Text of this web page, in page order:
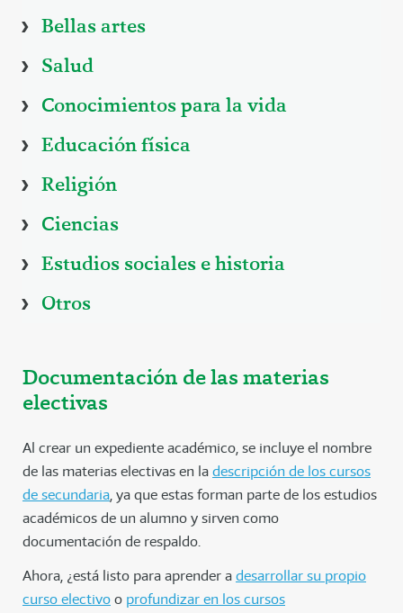
Bellas artes
Salud
Conocimientos para la vida
Educación física
Religión
Ciencias
Estudios sociales e historia
Otros
Documentación de las materias
electivas
Al crear un expediente académico, se incluye el nombre
de las materias electivas en ladescripción de los cursos
de secundaria, ya que estas forman parte de los estudios
académicos de un alumno y sirven como
documentación de respaldo.
Ahora, ¿está listo para aprender adesarrollar su propio
curso electivoo profundizar en los cursos